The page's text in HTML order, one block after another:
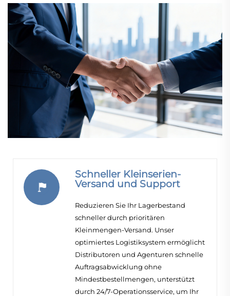
Schneller Kleinserien-
Versand und Support
Reduzieren Sie Ihr Lagerbestand
schneller durch prioritären
Kleinmengen-Versand. Unser
optimiertes Logistiksystem ermöglicht
Distributoren und Agenturen schnelle
Auftragsabwicklung ohne
Mindestbestellmengen, unterstützt
durch 24/7-Operationsservice, um Ihr